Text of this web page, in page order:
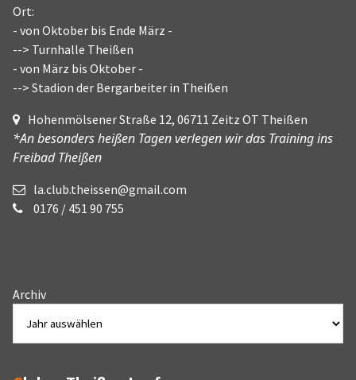
Ort:
- von Oktober bis Ende März -
--> Turnhalle Theißen
- von März bis Oktober -
--> Stadion der Bergarbeiter in Theißen
Hohenmölsener Straße 12, 06711 Zeitz OT Theißen
*An besonders heißen Tagen verlegen wir das Training ins
Freibad Theißen
la.club.theissen@gmail.com
0176 / 451 90 755
Archiv